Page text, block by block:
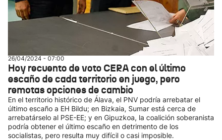
26/04/2024 - 07:00
Hoy recuento de voto CERA con el último
escaño de cada territorio en juego, pero
remotas opciones de cambio
En el territorio histórico de Álava, el PNV podría arrebatar el
último escaño a EH Bildu; en Bizkaia, Sumar está cerca de
arrebatárselo al PSE-EE; y en Gipuzkoa, la coalición soberanista
podría obtener el último escaño en detrimento de los
socialistas, pero resulta muy difícil o casi imposible.